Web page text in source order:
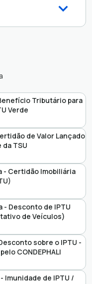
-
da
Civil
Setor
Sanitária
Tributário para
Verde
de Valor Lançado
da TSU
- Certidão Imobiliária
- Desconto de IPTU
de Veículos)
sobre o IPTU -
CONDEPHALI
Imunidade de IPTU /